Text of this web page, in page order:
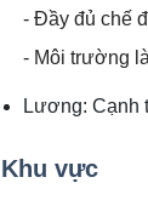
- Đầy đủ chế
- Môi trường
Lương: Cạnh
Khu vực